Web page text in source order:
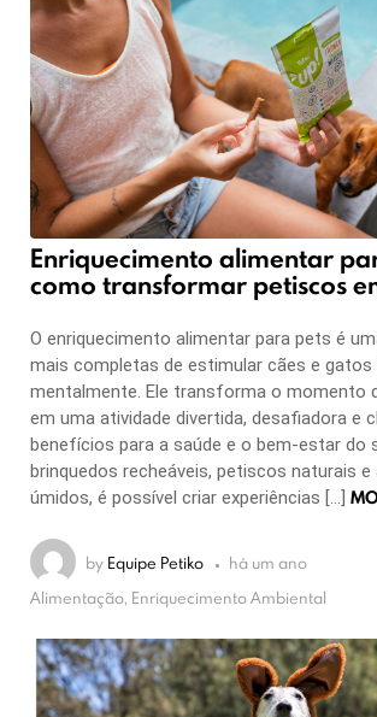
Enriquecimento alimentar
como transformar petiscos
O enriquecimento alimentar para pets é
mais completas de estimular cães e
mentalmente. Ele transforma o momento
em uma atividade divertida, desafiadora e
benefícios para a saúde e o bem-estar do
brinquedos recheáveis, petiscos naturais
úmidos, é possível criar experiências […]
by Equipe Petiko
há um ano
Alimentação, Enriquecimento Ambiental